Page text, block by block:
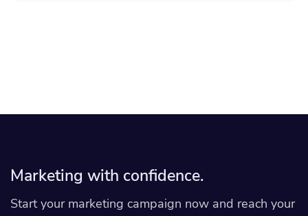
Marketing with confidence.
Start your marketing campaign now and reach your